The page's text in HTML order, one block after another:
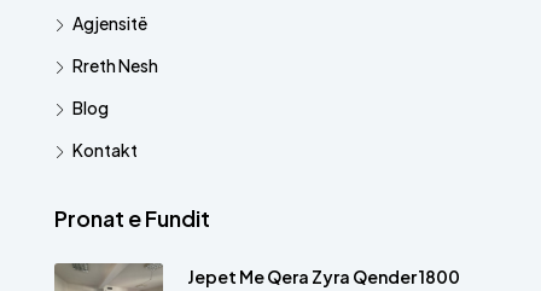
Agjensitë
Rreth Nesh
Blog
Kontakt
Pronat e Fundit
Jepet Me Qera Zyra Qender 1800